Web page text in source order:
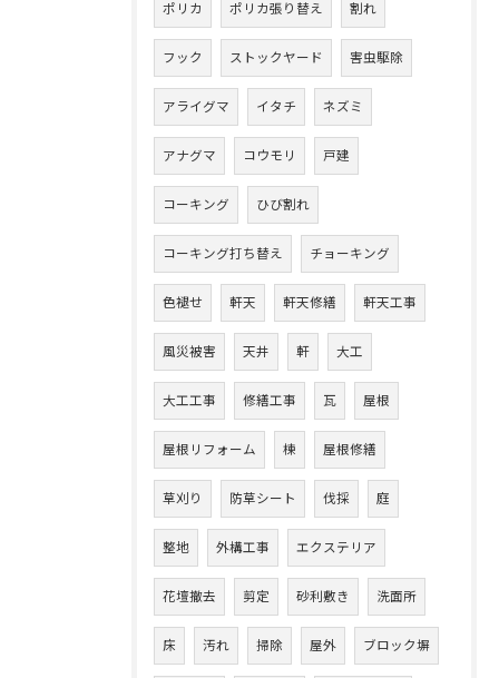
ポリカ ポリカ張り替え 割れ
フック ストックヤード 害虫駆除
アライグマ イタチ ネズミ
アナグマ コウモリ 戸建
コーキング ひび割れ
コーキング打ち替え チョーキング
色褪せ 軒天 軒天修繕 軒天工事
風災被害 天井 軒 大工
大工工事 修繕工事 瓦 屋根
屋根リフォーム 棟 屋根修繕
草刈り 防草シート 伐採 庭
整地 外構工事 エクステリア
花壇撤去 剪定 砂利敷き 洗面所
床 汚れ 掃除 屋外 ブロック塀